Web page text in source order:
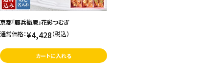
京都「藤兵衛庵」花彩つむぎ
通常価格：¥4,428（税込）
カートに入れる